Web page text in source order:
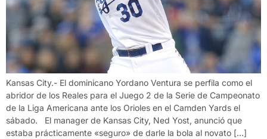
Kansas City.- El dominicano Yordano Ventura se perfila como el
abridor de los Reales para el Juego 2 de la Serie de Campeonato
de la Liga Americana ante los Orioles en el Camden Yards el
sábado. El manager de Kansas City, Ned Yost, anunció que
estaba prácticamente «seguro» de darle la bola al novato […]